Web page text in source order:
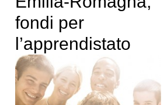
fondi per
l’apprendistato